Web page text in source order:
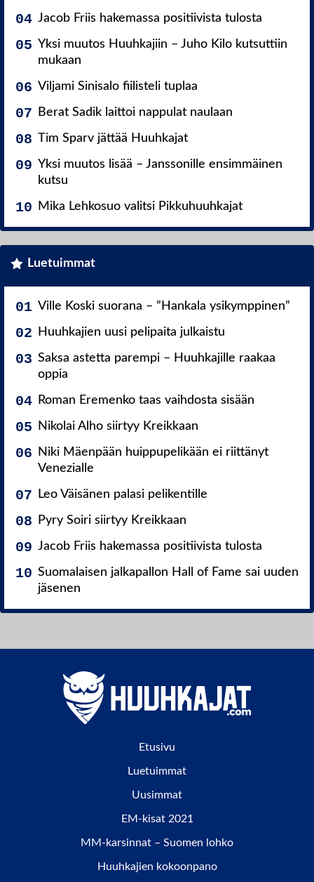
Jacob Friis hakemassa positiivista tulosta
Yksi muutos Huuhkajiin – Juho Kilo kutsuttiin
mukaan
Viljami Sinisalo fiilisteli tuplaa
Berat Sadik laittoi nappulat naulaan
Tim Sparv jättää Huuhkajat
Yksi muutos lisää – Janssonille ensimmäinen
kutsu
Mika Lehkosuo valitsi Pikkuhuuhkajat
Luetuimmat
Ville Koski suorana – ”Hankala ysikymppinen”
Huuhkajien uusi pelipaita julkaistu
Saksa astetta parempi – Huuhkajille raakaa
oppia
Roman Eremenko taas vaihdosta sisään
Nikolai Alho siirtyy Kreikkaan
Niki Mäenpään huippupelikään ei riittänyt
Venezialle
Leo Väisänen palasi pelikentille
Pyry Soiri siirtyy Kreikkaan
Jacob Friis hakemassa positiivista tulosta
Suomalaisen jalkapallon Hall of Fame sai uuden
jäsenen
Etusivu
Luetuimmat
Uusimmat
EM-kisat 2021
MM-karsinnat – Suomen lohko
Huuhkajien kokoonpano